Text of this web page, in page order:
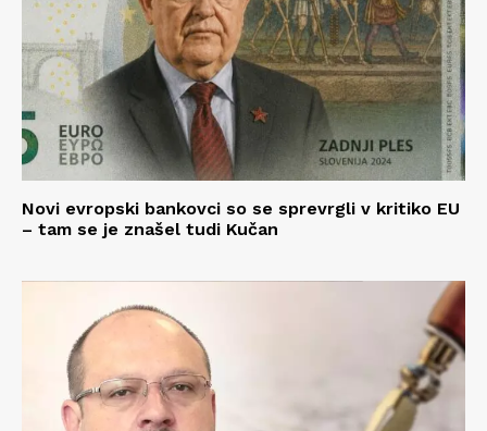
Novi evropski bankovci so se sprevrgli v kritiko EU
– tam se je znašel tudi Kučan